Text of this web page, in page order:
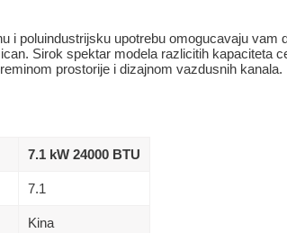
i poluindustrijsku upotrebu omogucavaju vam
Sirok spektar modela razlicitih kapaciteta
prostorije i dizajnom vazdusnih kanala.
7.1 kW 24000 BTU
7.1
Kina